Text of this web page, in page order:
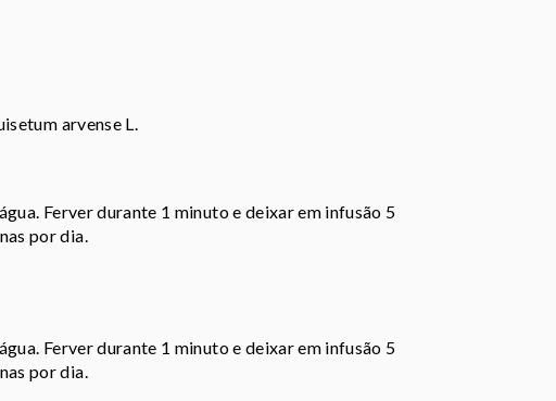
arvense L.
Ferver durante 1 minuto e deixar em infusão 5
por dia.
Ferver durante 1 minuto e deixar em infusão 5
por dia.